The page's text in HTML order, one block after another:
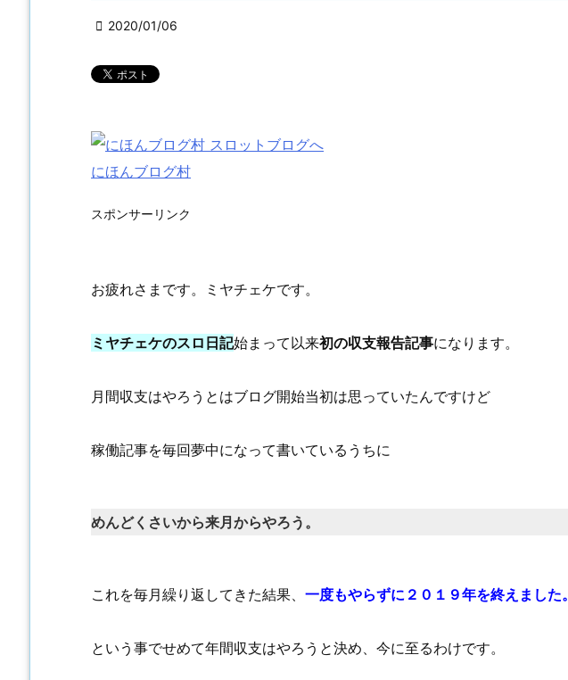
 2020/01/06
にほんブログ村
スポンサーリンク
お疲れさまです。ミヤチェケです。
ミヤチェケのスロ日記始まって以来初の収支報告記事になります。
月間収支はやろうとはブログ開始当初は思っていたんですけど
稼働記事を毎回夢中になって書いているうちに
めんどくさいから来月からやろう。
これを毎月繰り返してきた結果、 一度もやらずに２０１９年を終えました。
という事でせめて年間収支はやろうと決め、今に至るわけです。